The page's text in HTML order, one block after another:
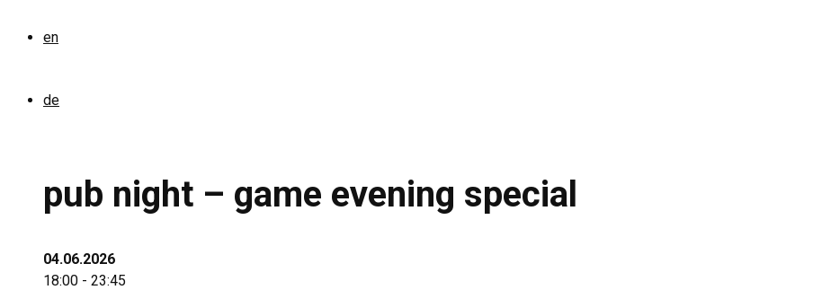
en
de
pub night – game evening special
04.06.2026
18:00 - 23:45